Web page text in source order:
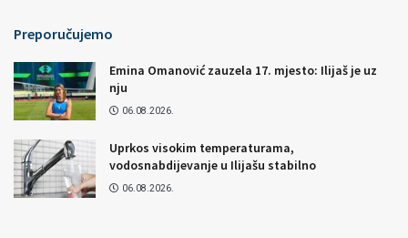
Preporučujemo
Emina Omanović zauzela 17. mjesto: Ilijaš je uz
nju
06.08.2026.
Uprkos visokim temperaturama,
vodosnabdijevanje u Ilijašu stabilno
06.08.2026.